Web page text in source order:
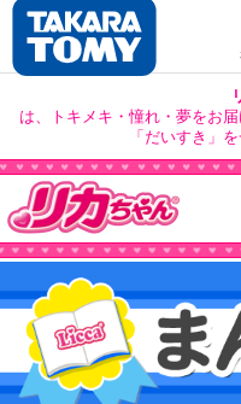
は、トキメキ・憧れ・夢をお
「だいすき」